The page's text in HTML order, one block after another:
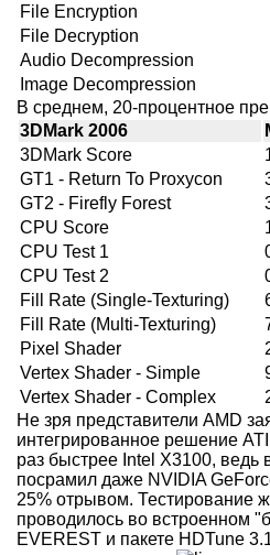
File Encryption
File Decryption
Audio Decompression
Image Decompression
В среднем, 20-процентное
3DMark 2006
3DMark Score
GT1 - Return To Proxycon
GT2 - Firefly Forest
CPU Score
CPU Test 1
CPU Test 2
Fill Rate (Single-Texturing)
Fill Rate (Multi-Texturing)
Pixel Shader
Vertex Shader - Simple
Vertex Shader - Complex
Не зря представители AMD
интегрированное решение
раз быстрее Intel X3100, ведь
посрамил даже NVIDIA
25% отрывом. Тестирование
проводилось во встроенном
EVEREST и пакете HDTune